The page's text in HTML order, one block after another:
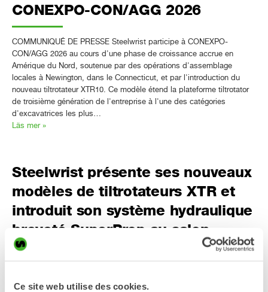
Ce site web utilise des cookies.
CONEXPO-CON/AGG 2026
COMMUNIQUÉ DE PRESSE Steelwrist participe à CONEXPO-
CON/AGG 2026 au cours d'une phase de croissance accrue en
Amérique du Nord, soutenue par des opérations d'assemblage
locales à Newington, dans le Connecticut, et par l'introduction du
nouveau tiltrotateur XTR10. Ce modèle étend la plateforme tiltrotator
de troisième génération de l'entreprise à l'une des catégories
d'excavatrices les plus…
Läs mer »
Steelwrist présente ses nouveaux
modèles de tiltrotateurs XTR et
introduit son système hydraulique
breveté SuperProp au salon
Svenska Maskinmässan